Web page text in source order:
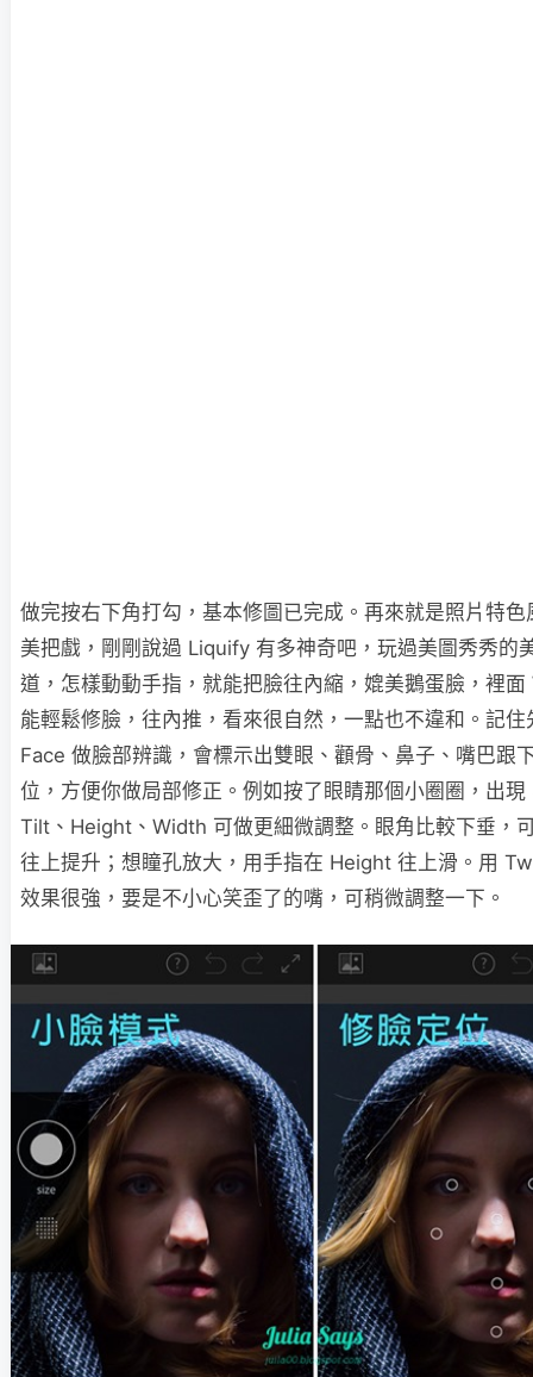
做完按右下角打勾，基本修圖已完成。再來就是照片特色
美把戲，剛剛說過 Liquify 有多神奇吧，玩過美圖秀秀的
道，怎樣動動手指，就能把臉往內縮，媲美鵝蛋臉，裡面
能輕鬆修臉，往內推，看來很自然，一點也不違和。記住
Face 做臉部辨識，會標示出雙眼、顴骨、鼻子、嘴巴跟
位，方便你做局部修正。例如按了眼睛那個小圈圈，出現
Tilt、Height、Width 可做更細微調整。眼角比較下垂，
往上提升；想瞳孔放大，用手指在 Height 往上滑。用
效果很強，要是不小心笑歪了的嘴，可稍微調整一下。